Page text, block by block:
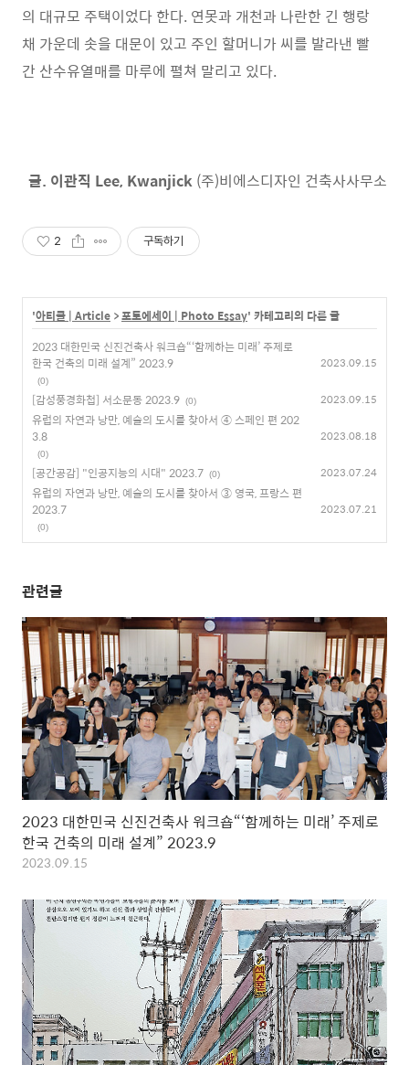
의 대규모 주택이었다 한다. 연못과 개천과 나란한 긴 행랑
채 가운데 솟을 대문이 있고 주인 할머니가 씨를 발라낸 빨
간 산수유열매를 마루에 펼쳐 말리고 있다.
글. 이관직 Lee, Kwanjick (주)비에스디자인 건축사사무소
2 구독하기
'아티클 | Article >포토에세이 | Photo Essay' 카테고리의 다른 글
2023 대한민국 신진건축사 워크숍“‘함께하는 미래’ 주제로
한국 건축의 미래 설계” 2023.9
(0)
2023.09.15
[감성풍경화첩] 서소문동 2023.9 (0) 2023.09.15
유럽의 자연과 낭만, 예술의 도시를 찾아서 ④ 스페인 편 202
3.8
(0)
2023.08.18
[공간공감] "인공지능의 시대" 2023.7 (0) 2023.07.24
유럽의 자연과 낭만, 예술의 도시를 찾아서 ③ 영국, 프랑스 편
2023.7
(0)
2023.07.21
관련글
2023 대한민국 신진건축사 워크숍“‘함께하는 미래’ 주제로
한국 건축의 미래 설계” 2023.9
2023.09.15